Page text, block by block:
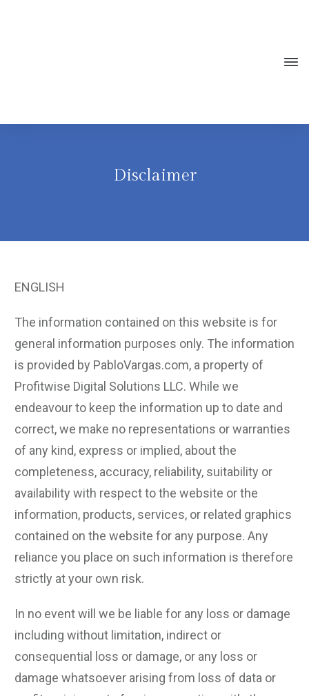
Disclaimer
ENGLISH
The information contained on this website is for
general information purposes only. The information
is provided by PabloVargas.com, a property of
Profitwise Digital Solutions LLC. While we
endeavour to keep the information up to date and
correct, we make no representations or warranties
of any kind, express or implied, about the
completeness, accuracy, reliability, suitability or
availability with respect to the website or the
information, products, services, or related graphics
contained on the website for any purpose. Any
reliance you place on such information is therefore
strictly at your own risk.
In no event will we be liable for any loss or damage
including without limitation, indirect or
consequential loss or damage, or any loss or
damage whatsoever arising from loss of data or